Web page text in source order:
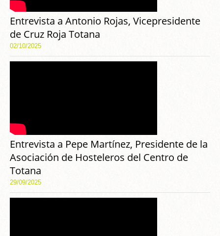
Entrevista a Antonio Rojas, Vicepresidente
de Cruz Roja Totana
02/10/2025
Entrevista a Pepe Martínez, Presidente de la
Asociación de Hosteleros del Centro de
Totana
29/09/2025